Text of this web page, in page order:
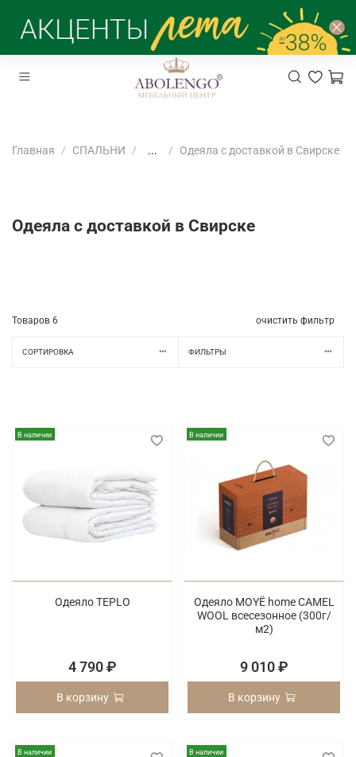
Главная СПАЛЬНИ ... Одеяла с доставкой в Свирске
Одеяла с доставкой в Свирске
Товаров 6 очистить фильтр
СОРТИРОВКА ФИЛЬТРЫ
В наличии
Одеяло TEPLO
4 790 ₽
В корзину
В наличии
Одеяло MOYЁ home CAMEL
WOOL всесезонное (300г/
м2)
9 010 ₽
В корзину
В наличии В наличии